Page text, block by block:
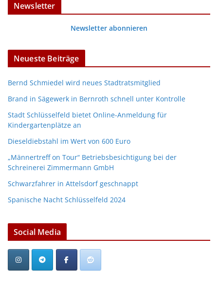
Newsletter
Newsletter abonnieren
Neueste Beiträge
Bernd Schmiedel wird neues Stadtratsmitglied
Brand in Sägewerk in Bernroth schnell unter Kontrolle
Stadt Schlüsselfeld bietet Online-Anmeldung für
Kindergartenplätze an
Dieseldiebstahl im Wert von 600 Euro
„Männertreff on Tour“ Betriebsbesichtigung bei der
Schreinerei Zimmermann GmbH
Schwarzfahrer in Attelsdorf geschnappt
Spanische Nacht Schlüsselfeld 2024
Social Media